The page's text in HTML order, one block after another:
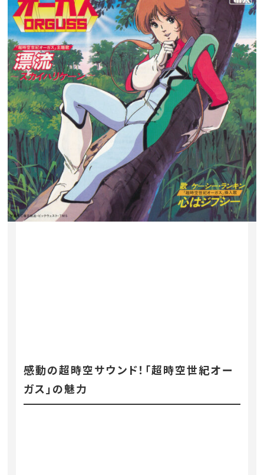
感動の超時空サウンド！「超時空世紀オー
ガス」の魅力